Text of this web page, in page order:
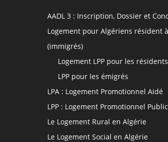
AADL 3 : Inscription, Dossier et
Logement pour Algériens résident
(immigrés)
Logement LPP pour les
LPP pour les émigrés
LPA : Logement Promotionnel Aidé
LPP : Logement Promotionnel Public
Le Logement Rural en Algérie
Le Logement Social en Algérie